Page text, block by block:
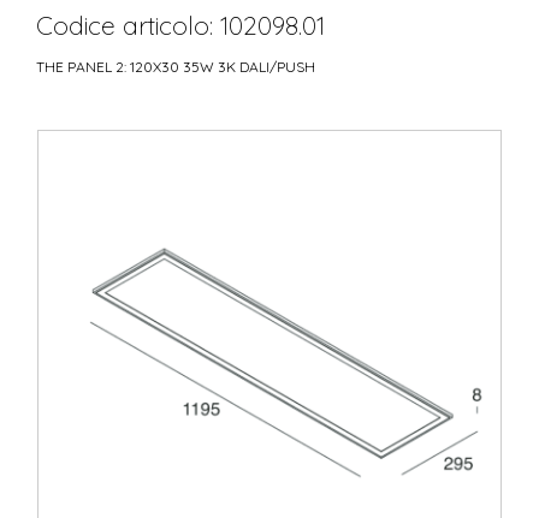
Codice articolo: 102098.01
THE PANEL 2: 120X30 35W 3K DALI/PUSH